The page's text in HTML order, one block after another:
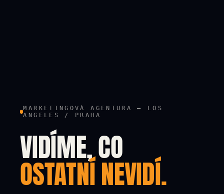
MARKETINGOVÁ AGENTURA — LOS
ANGELES / PRAHA
VIDÍME, CO
OSTATNÍ NEVIDÍ.